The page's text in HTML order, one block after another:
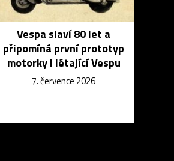
Vespa slaví 80 let a
připomíná první prototyp
motorky i létající Vespu
7. července 2026